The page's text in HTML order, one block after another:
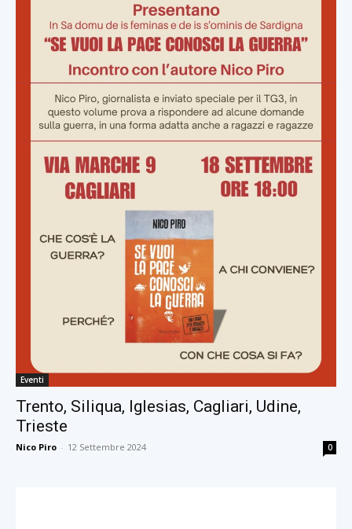
Eventi
Trento, Siliqua, Iglesias, Cagliari, Udine,
Trieste
Nico Piro - 12 Settembre 2024 0